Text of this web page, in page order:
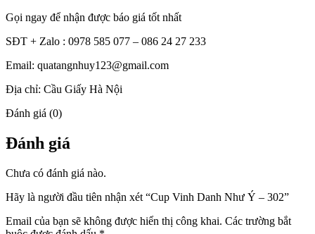
Gọi ngay để nhận được báo giá tốt nhất
SĐT + Zalo : 0978 585 077 – 086 24 27 233
Email: quatangnhuy123@gmail.com
Địa chỉ: Cầu Giấy Hà Nội
Đánh giá (0)
Đánh giá
Chưa có đánh giá nào.
Hãy là người đầu tiên nhận xét “Cup Vinh Danh Như Ý – 302”
Email của bạn sẽ không được hiển thị công khai. Các trường bắt